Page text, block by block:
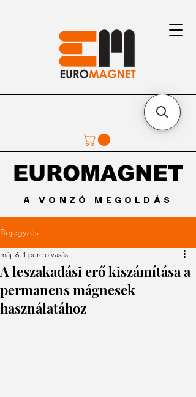
A VONZÓ MEGOLDÁS
EUROMAGNET
EUROMAGNET
Bejegyzés
A leszakadási erő kiszámítása a
permanens mágnesek
használatához
máj. 6. 1 perc olvasás